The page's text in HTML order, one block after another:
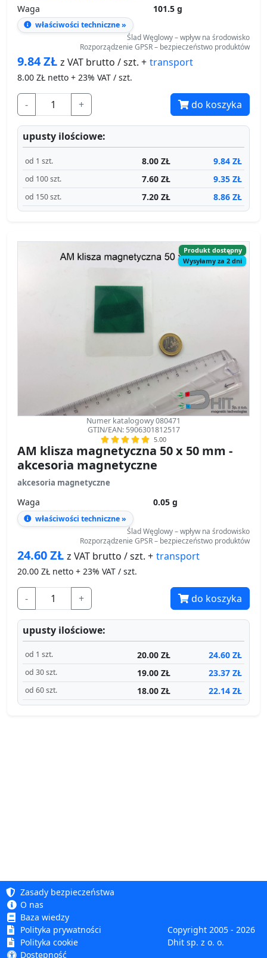
Waga 101.5 g
właściwości techniczne »
Ślad Węglowy – wpływ na środowisko
Rozporządzenie GPSR – bezpieczeństwo produktów
9.84ZŁ z VAT brutto / szt. + transport
8.00 ZŁ netto + 23% VAT / szt.
- + do koszyka
upusty ilościowe:
od 1 szt. 8.00 ZŁ 9.84 ZŁ
od 100 szt. 7.60 ZŁ 9.35 ZŁ
od 150 szt. 7.20 ZŁ 8.86 ZŁ
Produkt dostępny
Wysyłamy za 2 dni
Numer katalogowy 080471
GTIN/EAN: 5906301812517
5.00
AM klisza magnetyczna 50 x 50 mm -
akcesoria magnetyczne
akcesoria magnetyczne
Waga 0.05 g
właściwości techniczne »
Ślad Węglowy – wpływ na środowisko
Rozporządzenie GPSR – bezpieczeństwo produktów
24.60ZŁ z VAT brutto / szt. + transport
20.00 ZŁ netto + 23% VAT / szt.
- + do koszyka
upusty ilościowe:
od 1 szt. 20.00 ZŁ 24.60 ZŁ
od 30 szt. 19.00 ZŁ 23.37 ZŁ
od 60 szt. 18.00 ZŁ 22.14 ZŁ
Zasady bezpieczeństwa
O nas
Baza wiedzy
Polityka prywatności
Polityka cookie
Dostępność
Copyright 2005 - 2026
Dhit sp. z o. o.